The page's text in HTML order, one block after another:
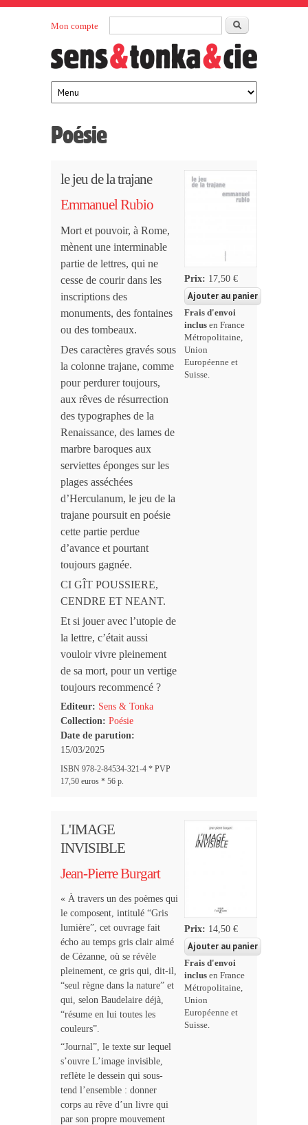
Rechercher
Mon compte
Sens et
Tonka
éditeurs
maison
d’édition
française
Poésie
le jeu de la trajane
Emmanuel Rubio
Mort et pouvoir, à Rome,
mènent une interminable
partie de lettres, qui ne
cesse de courir dans les
inscriptions des
monuments, des fontaines
ou des tombeaux.
Des caractères gravés sous
la colonne trajane, comme
pour perdurer toujours,
aux rêves de résurrection
des typographes de la
Renaissance, des lames de
marbre baroques aux
serviettes éponges sur les
plages asséchées
d’Herculanum, le jeu de la
trajane poursuit en poésie
cette partie perdue
d’avance et pourtant
toujours gagnée.
CI GÎT POUSSIERE,
CENDRE ET NEANT.
Et si jouer avec l’utopie de
la lettre, c’était aussi
vouloir vivre pleinement
de sa mort, pour un vertige
toujours recommencé ?
Editeur: Sens & Tonka
Collection: Poésie
Date de parution:
15/03/2025
ISBN 978-2-84534-321-4 * PVP
17,50 euros * 56 p.
Prix: 17,50 €
Frais d'envoi
inclus en France
Métropolitaine,
Union
Européenne et
Suisse.
L'IMAGE
INVISIBLE
Jean-Pierre Burgart
« À travers un des poèmes qui
le composent, intitulé “Gris
lumière”, cet ouvrage fait
écho au temps gris clair aimé
de Cézanne, où se révèle
pleinement, ce gris qui, dit-il,
“seul règne dans la nature” et
qui, selon Baudelaire déjà,
“résume en lui toutes les
couleurs”.
“Journal”, le texte sur lequel
s’ouvre L’image invisible,
reflète le dessein qui sous-
tend l’ensemble : donner
corps au rêve d’un livre qui
par son propre mouvement
Prix: 14,50 €
Frais d'envoi
inclus en France
Métropolitaine,
Union
Européenne et
Suisse.